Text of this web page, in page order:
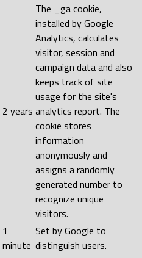
2 years
The _ga cookie,
installed by Google
Analytics, calculates
visitor, session and
campaign data and also
keeps track of site
usage for the site's
analytics report. The
cookie stores
information
anonymously and
assigns a randomly
generated number to
recognize unique
visitors.
1
minute
Set by Google to
distinguish users.